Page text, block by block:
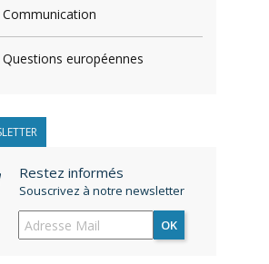
Communication
Questions européennes
Restez informés
Souscrivez à notre newsletter
OK